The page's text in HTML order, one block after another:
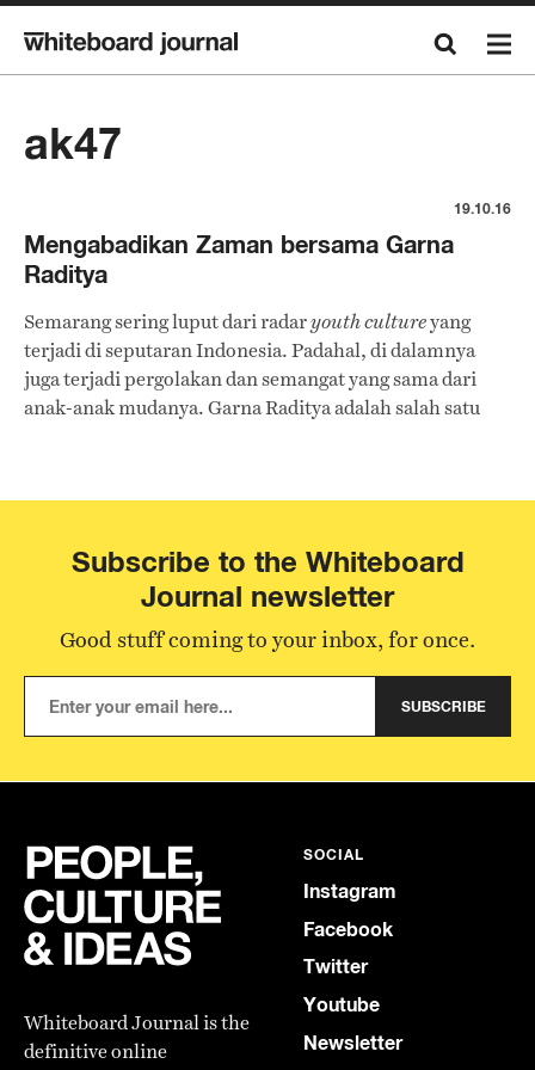
ak47
19.10.16
Mengabadikan Zaman bersama Garna
Raditya
Semarang sering luput dari radaryouth cultureyang
terjadi di seputaran Indonesia. Padahal, di dalamnya
juga terjadi pergolakan dan semangat yang sama dari
anak-anak mudanya. Garna Raditya adalah salah satu
legendaris Semarang, AK//47 dan OK Karaoke.
tinggal di Amerika mengenai albumnya, serta
pentingnya perkembangan literasi.
Subscribe to the Whiteboard
Journal newsletter
Good stuff coming to your inbox, for once.
SUBSCRIBE
Whiteboard Journal is the
definitive online
SOCIAL
Instagram
Facebook
Twitter
Youtube
Newsletter